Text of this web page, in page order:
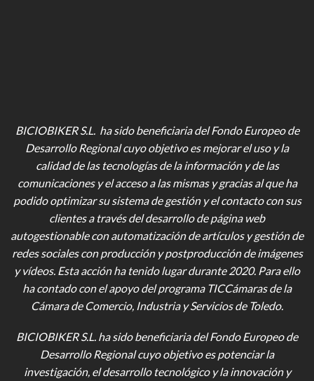
BICIOBIKER S.L. ha sido beneficiaria del Fondo Europeo de
Desarrollo Regional cuyo objetivo es mejorar el uso y la
calidad de las tecnologías de la información y de las
comunicaciones y el acceso a las mismas y gracias al que ha
podido optimizar su sistema de gestión y el contacto con sus
clientes a través del desarrollo de página web
autogestionable con automatización de artículos y gestión de
redes sociales con producción y postproducción de imágenes
y vídeos. Esta acción ha tenido lugar durante 2020. Para ello
ha contado con el apoyo del programa TICCámaras de la
Cámara de Comercio, Industria y Servicios de Toledo.
BICIOBIKER S.L. ha sido beneficiaria del Fondo Europeo de
Desarrollo Regional cuyo objetivo es potenciar la
investigación, el desarrollo tecnológico y la innovación y